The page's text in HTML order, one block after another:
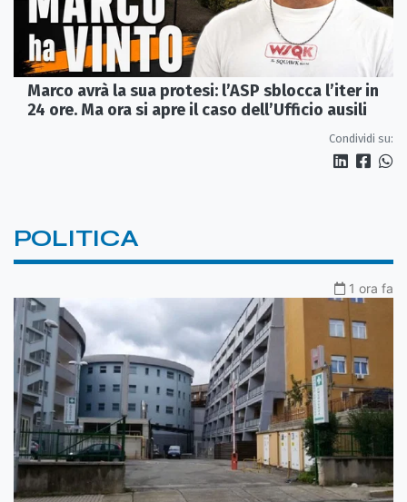
Marco avrà la sua protesi: l’ASP sblocca l’iter in
24 ore. Ma ora si apre il caso dell’Ufficio ausili
Condividi su:
POLITICA
1 ora fa